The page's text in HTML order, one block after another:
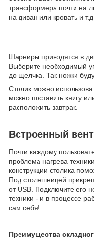
трансформера почти на
на диван или кровать и
Шарниры приводятся в
Выберите необходимый
до щелчка. Так ножки
Столик можно
можно поставить книгу
расположить завтрак.
Встроенный
Почти каждому
проблема нагрева
конструкции столика
Под столешницей
от USB. Подключите его
техники - и в процессе
сам себя!
Преимущества